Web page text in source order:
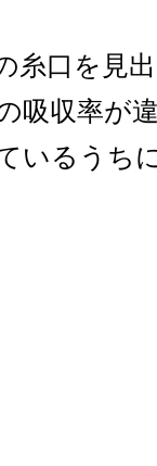
糸口を見
吸収率が
いるうち